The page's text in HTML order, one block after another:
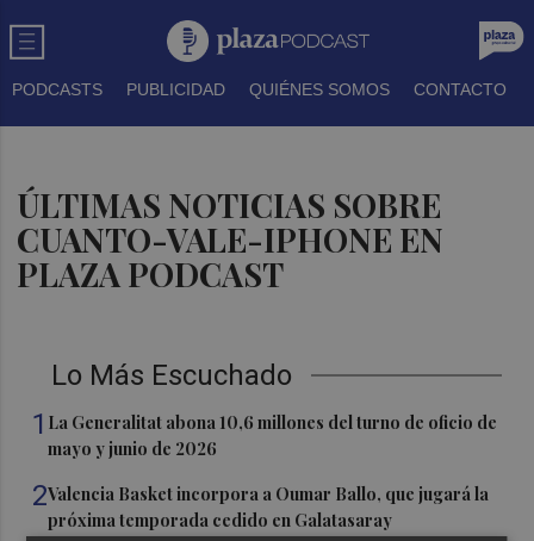
PODCASTS PUBLICIDAD QUIÉNES SOMOS CONTACTO
ÚLTIMAS NOTICIAS SOBRE
CUANTO-VALE-IPHONE EN
PLAZA PODCAST
Lo Más Escuchado
1 La Generalitat abona 10,6 millones del turno de oficio de
mayo y junio de 2026
2Valencia Basket incorpora a Oumar Ballo, que jugará la
próxima temporada cedido en Galatasaray